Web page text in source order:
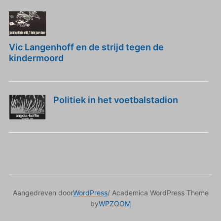
Vic Langenhoff en de strijd tegen de
kindermoord
Politiek in het voetbalstadion
Aangedreven doorWordPress/ Academica WordPress Theme
byWPZOOM